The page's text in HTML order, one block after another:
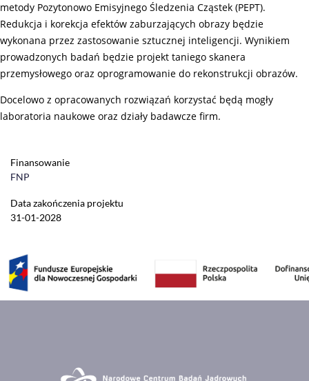
metody Pozytonowo Emisyjnego Śledzenia Cząstek (PEPT).
Redukcja i korekcja efektów zaburzających obrazy będzie
wykonana przez zastosowanie sztucznej inteligencji. Wynikiem
prowadzonych badań będzie projekt taniego skanera
przemysłowego oraz oprogramowanie do rekonstrukcji obrazów.
Docelowo z opracowanych rozwiązań korzystać będą mogły
laboratoria naukowe oraz działy badawcze firm.
Finansowanie
FNP
Data zakończenia projektu
31-01-2028